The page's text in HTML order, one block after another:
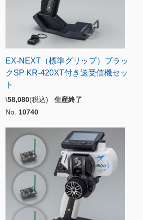
EX-NEXT（標準グリップ）ブラッ
クSP KR-420XT付き送受信機セッ
ト
\58,080(税込) 生産終了
No. 10740